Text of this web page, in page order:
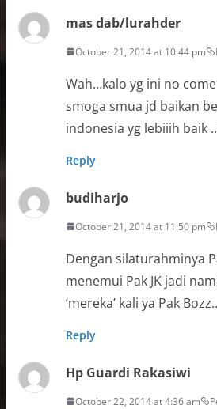
mas dab/lurahder
October 21, 2014 at 10:44 pm
Wah…kalo yg ini no
smoga smua jd baikan
indonesia yg lebiiih baik
Reply
budiharjo
October 21, 2014 at 11:50 pm
Dengan silaturahminya
menemui Pak JK jadi
‘mereka’ kali ya Pak
Reply
Hp Guardi Rakasiwi
October 22, 2014 at 4:36 am